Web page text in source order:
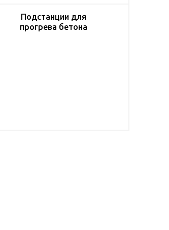
Подстанции для
прогрева бетона